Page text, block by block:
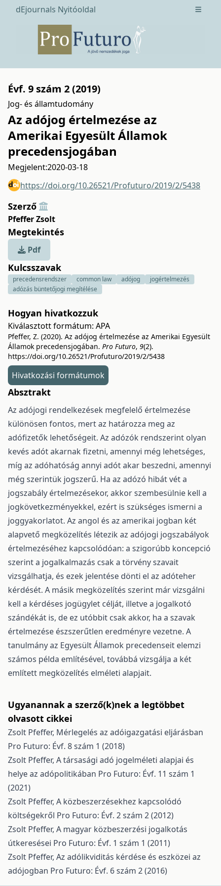
dEjournals Nyitóoldal Open
Évf. 9 szám 2 (2019)
Jog- és államtudomány
Az adójog értelmezése az
Amerikai Egyesült Államok
precedensjogában
Megjelent:2020-03-18
https://doi.org/10.26521/Profuturo/2019/2/5438
Szerző
Pfeffer Zsolt
Megtekintés
Pdf
Kulcsszavak
precedensrendszer common law adójog
jogértelmezés
adózás büntetőjogi megítélése
Hogyan hivatkozzuk
Kiválasztott formátum: APA
Pfeffer, Z. (2020). Az adójog értelmezése az Amerikai Egyesült
Államok precedensjogában. Pro Futuro, 9(2).
https://doi.org/10.26521/Profuturo/2019/2/5438
Hivatkozási formátumok
Absztrakt
Az adójogi rendelkezések megfelelő értelmezése
különösen fontos, mert az határozza meg az
adófizetők lehetőségeit. Az adózók rendszerint olyan
kevés adót akarnak fizetni, amennyi még lehetséges,
míg az adóhatóság annyi adót akar beszedni, amennyi
még szerintük jogszerű. Ha az adózó hibát vét a
jogszabály értelmezésekor, akkor szembesülnie kell a
jogkövetkezményekkel, ezért is szükséges ismerni a
joggyakorlatot. Az angol és az amerikai jogban két
alapvető megközelítés létezik az adójogi jogszabályok
értelmezéséhez kapcsolódóan: a szigorúbb koncepció
szerint a jogalkalmazás csak a törvény szavait
vizsgálhatja, és ezek jelentése dönti el az adóteher
kérdését. A másik megközelítés szerint már vizsgálni
kell a kérdéses jogügylet célját, illetve a jogalkotó
szándékát is, de ez utóbbit csak akkor, ha a szavak
értelmezése észszerűtlen eredményre vezetne. A
tanulmány az Egyesült Államok precedenseit elemzi
számos példa említésével, továbbá vizsgálja a két
említett megközelítés elméleti alapjait.
Ugyanannak a szerző(k)nek a legtöbbet
olvasott cikkei
Zsolt Pfeffer, Mérlegelés az adóigazgatási eljárásban
Pro Futuro: Évf. 8 szám 1 (2018)
Zsolt Pfeffer, A társasági adó jogelméleti alapjai és
helye az adópolitikában Pro Futuro: Évf. 11 szám 1
(2021)
Zsolt Pfeffer, A közbeszerzésekhez kapcsolódó
költségekről Pro Futuro: Évf. 2 szám 2 (2012)
Zsolt Pfeffer, A magyar közbeszerzési jogalkotás
útkeresései Pro Futuro: Évf. 1 szám 1 (2011)
Zsolt Pfeffer, Az adólikviditás kérdése és eszközei az
adójogban Pro Futuro: Évf. 6 szám 2 (2016)